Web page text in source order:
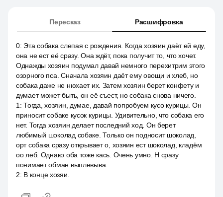
Пересказ Расшифровка
0: Эта собака слепая с рождения. Когда хозяин даёт ей еду,
она не ест её сразу. Она ждёт, пока получит то, что хочет.
Однажды хозяин подумал давай немного перехитрим этого
озорного пса. Сначала хозяин даёт ему овощи и хлеб, но
собака даже не нюхает их. Затем хозяин берет конфету и
думает может быть, он её съест, но собака снова ничего.
1 :Тогда, хозяин, думае, давай попробуем кусо курицы. Он
приносит собаке кусок курицы. Удивительно, что собака его
нет. Тогда хозяин делает последний ход. Он берет
любимый шоколад собаке. Только он подносит шоколад,
орт собака сразу открывает о, хозяин ест шоколад, кладём
оо леб. Однако оба тоже кась. Очень умно. Н сразу
понимает обман выплевыва.
2: В конце хозяи.